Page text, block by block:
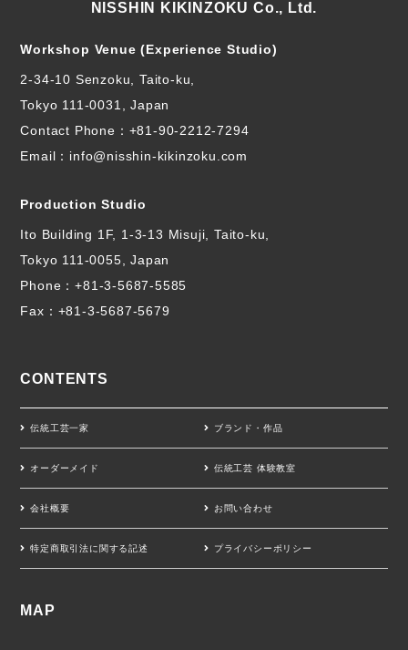
NISSHIN KIKINZOKU Co., Ltd.
Workshop Venue (Experience Studio)
2-34-10 Senzoku, Taito-ku,
Tokyo 111-0031, Japan
Contact Phone： +81-90-2212-7294
Email：info@nisshin-kikinzoku.com
Production Studio
Ito Building 1F, 1-3-13 Misuji, Taito-ku,
Tokyo 111-0055, Japan
Phone：+81-3-5687-5585
Fax：+81-3-5687-5679
CONTENTS
伝統工芸一家 ブランド・作品
オーダーメイド 伝統工芸 体験教室
会社概要 お問い合わせ
特定商取引法に関する記述 プライバシーポリシー
MAP